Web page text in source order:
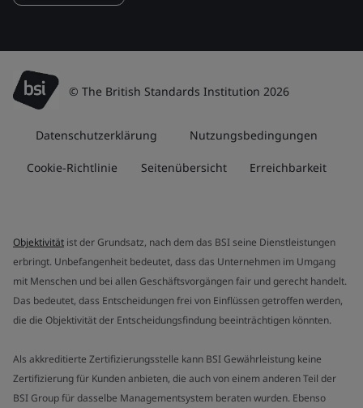
© The British Standards Institution 2026
Datenschutzerklärung Nutzungsbedingungen
Cookie-Richtlinie Seitenübersicht Erreichbarkeit
Objektivität ist der Grundsatz, nach dem das BSI seine Dienstleistungen
erbringt. Unbefangenheit bedeutet, dass das Unternehmen im Umgang
mit Menschen und bei allen Geschäftsvorgängen fair und gerecht handelt.
Das bedeutet, dass Entscheidungen frei von Einflüssen getroffen werden,
die die Objektivität der Entscheidungsfindung beeinträchtigen könnten.
Als akkreditierte Zertifizierungsstelle kann BSI Gewährleistung keine
Zertifizierung für Kunden anbieten, die auch von einem anderen Teil der
BSI Group für dasselbe Managementsystem beraten wurden. Ebenso